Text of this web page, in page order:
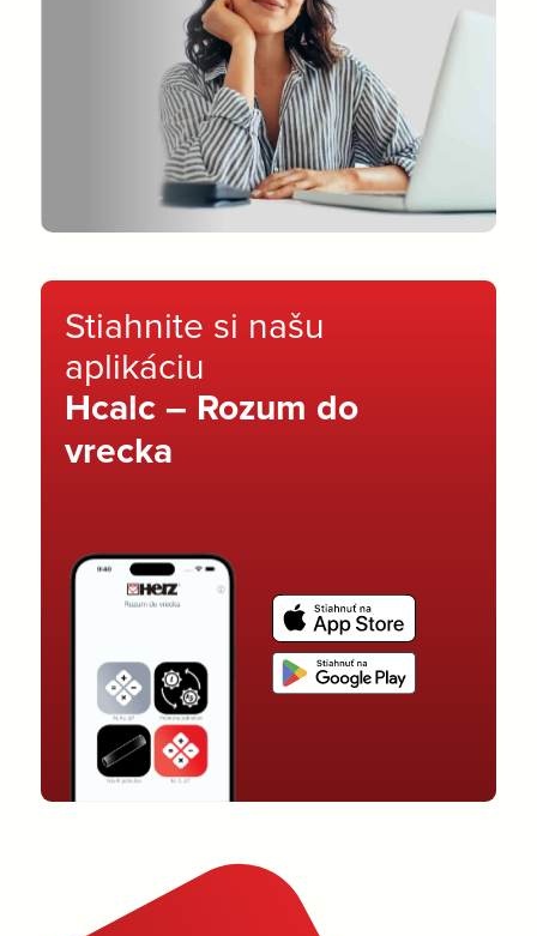
Stiahnite si našu
aplikáciu
Hcalc – Rozum do
vrecka